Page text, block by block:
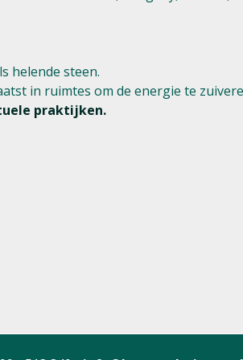
helende steen.
in ruimtes om de energie te
praktijken.